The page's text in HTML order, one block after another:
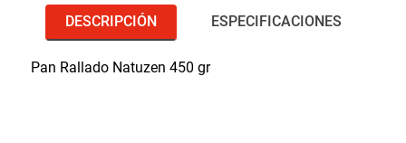
DESCRIPCIÓN ESPECIFICACIONES
Pan Rallado Natuzen 450 gr